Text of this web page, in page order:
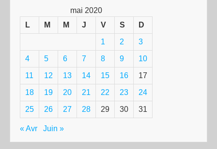
mai 2020
L
M M J V S D
1 2 3
4 5 6 7 8 9 10
11 12 13 14 15 16 17
18 19 20 21 22 23 24
25 26 27 28 29 30 31
« Avr Juin »